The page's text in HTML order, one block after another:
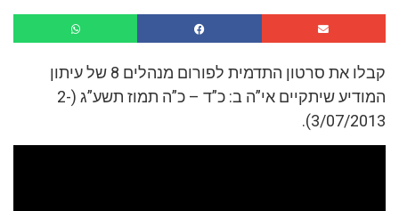
קבלו את סרטון התדמית לפורום מנהלים 8 של עיתון
המודיע שיתקיים אי”ה ב: כ”ד – כ”ה תמוז תשע”ג (2-
3/07/2013).